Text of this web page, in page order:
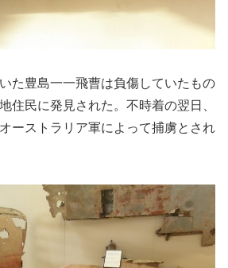
た豊島一一飛曹は負傷していたもの
住民に発見された。不時着の翌日、
ーストラリア軍によって捕虜とされ